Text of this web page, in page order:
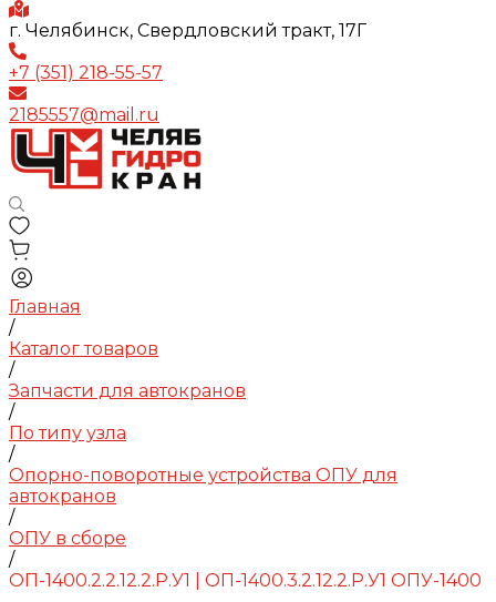
г. Челябинск, Свердловский тракт, 17Г
+7 (351) 218-55-57
2185557@mail.ru
Главная
/
Каталог товаров
/
Запчасти для автокранов
/
По типу узла
/
Опорно-поворотные устройства ОПУ для
автокранов
/
ОПУ в сборе
/
ОП-1400.2.2.12.2.Р.У1 | ОП-1400.3.2.12.2.Р.У1 ОПУ-1400